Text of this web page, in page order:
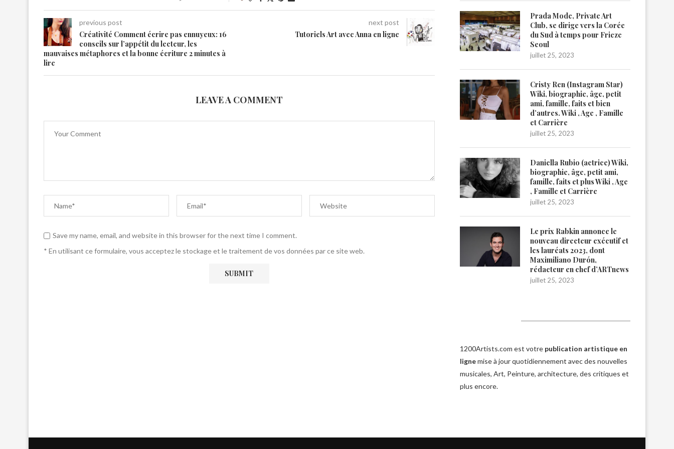
previous post
Créativité Comment écrire pas ennuyeux: 16
conseils sur l’appétit du lecteur, les
mauvaises métaphores et la bonne écriture 2 minutes à
lire
next post
Tutoriels Art avec Anna en ligne
LEAVE A COMMENT
Save my name, email, and website in this browser for the next time I comment.
* En utilisant ce formulaire, vous acceptez le stockage et le traitement de vos données par ce site web.
Prada Mode, Private Art
Club, se dirige vers la Corée
du Sud à temps pour Frieze
Seoul
juillet 25, 2023
Cristy Ren (Instagram Star)
Wiki, biographie, âge, petit
ami, famille, faits et bien
d’autres. Wiki , Age , Famille
et Carrière
juillet 25, 2023
Daniella Rubio (actrice) Wiki,
biographie, âge, petit ami,
famille, faits et plus Wiki , Age
, Famille et Carrière
juillet 25, 2023
Le prix Rabkin annonce le
nouveau directeur exécutif et
les lauréats 2023, dont
Maximiliano Durón,
rédacteur en chef d’ARTnews
juillet 25, 2023
1200Artists.com est votre publication artistique en
lignemise à jour quotidiennement avec des nouvelles
musicales, Art, Peinture, architecture, des critiques et
plus encore.